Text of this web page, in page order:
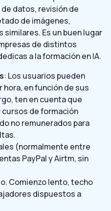
datos, revisión de
de imágenes,
Es un buen lugar
de distintos
a la formación en IA.
: Los usuarios pueden
hora, en función de sus
ten en cuenta que
de formación
no remunerados para
(normalmente entre
PayPal y Airtm, sin
Comienzo lento, techo
dispuestos a